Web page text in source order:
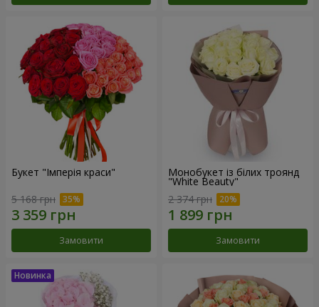
Букет "Імперія краси"
5 168 грн
Замовити
Монобукет із білих троянд
"White Beauty"
2 374 грн
Замовити